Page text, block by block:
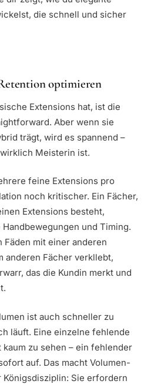
die schnell und sicher
optimieren
Extensions hat, ist die
Aber wenn sie
trägt, wird es spannend –
Meisterin ist.
feine Extensions pro
noch kritischer. Ein Fächer,
Extensions besteht,
und Timing.
mit einer anderen
anderen Fächer verkllebt,
das die Kundin merkt und
ist auch schneller zu
läuft. Eine einzelne fehlende
zu sehen – ein fehlender
auf. Das macht Volumen-
Sie erfordern